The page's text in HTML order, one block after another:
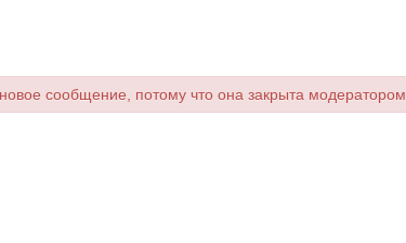
сообщение, потому что она закрыта модератором.